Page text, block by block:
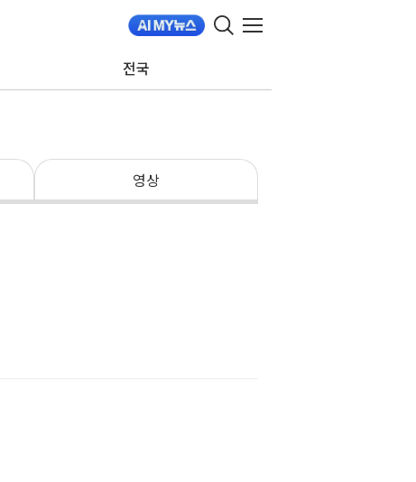
전국
영상